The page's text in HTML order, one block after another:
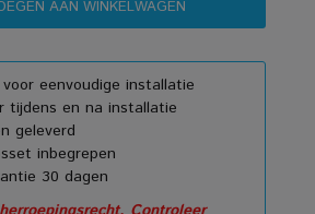
eenvoudige installatie
tijdens en na installatie
geleverd
inbegrepen
30 dagen